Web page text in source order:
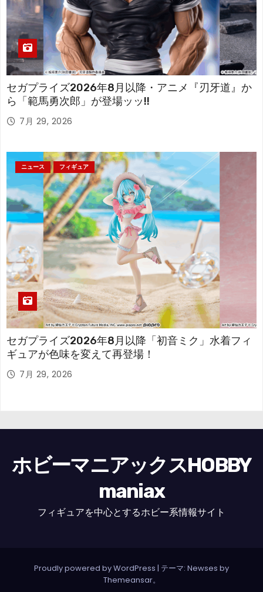
セガプライズ2026年8月以降・アニメ『刃牙道』か
ら「範馬勇次郎」が登場ッッ!!
7月 29, 2026
ニュース フィギュア
セガプライズ2026年8月以降「初音ミク」水着フィ
ギュアが色味を変えて再登場！
7月 29, 2026
ホビーマニアックスHOBBY
maniax
フィギュアを中心とするホビー系情報サイト
Proudly powered by WordPress | テーマ: Newses by
Themeansar。